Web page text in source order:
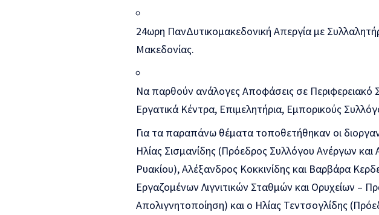
24ωρη ΠανΔυτικομακεδονική Απεργία με
Μακεδονίας.
Να παρθούν ανάλογες Αποφάσεις σε Περιφερειακό
Εργατικά Κέντρα, Επιμελητήρια, Εμπορικούς
Για τα παραπάνω θέματα τοποθετήθηκαν οι
Ηλίας Σισμανίδης (Πρόεδρος Συλλόγου Ανέργων
Ρυακίου), Αλέξανδρος Κοκκινίδης και Βαρβάρα
Εργαζομένων Λιγνιτικών Σταθμών και Ορυχείων –
Απολιγνητοποίηση) και ο Ηλίας Τεντσογλίδης